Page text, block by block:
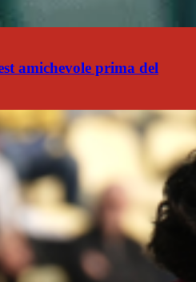
amichevole prima del